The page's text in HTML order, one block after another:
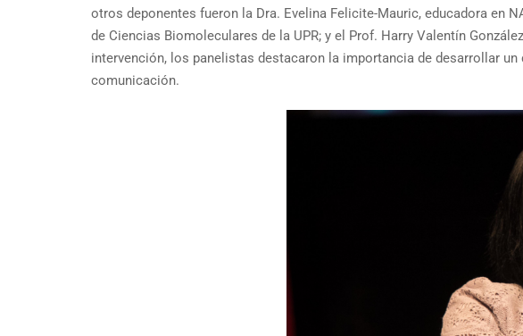
otros deponentes fueron la Dra. Evelina Felicite-Mauric, educadora en
de Ciencias Biomoleculares de la UPR; y el Prof. Harry Valentín
intervención, los panelistas destacaron la importancia de desarrollar
comunicación.